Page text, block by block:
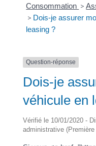
Consommation >
> Dois-je assurer
leasing ?
Question-réponse
Dois-je
véhicule en
Vérifié le 10/01/2020 -
administrative